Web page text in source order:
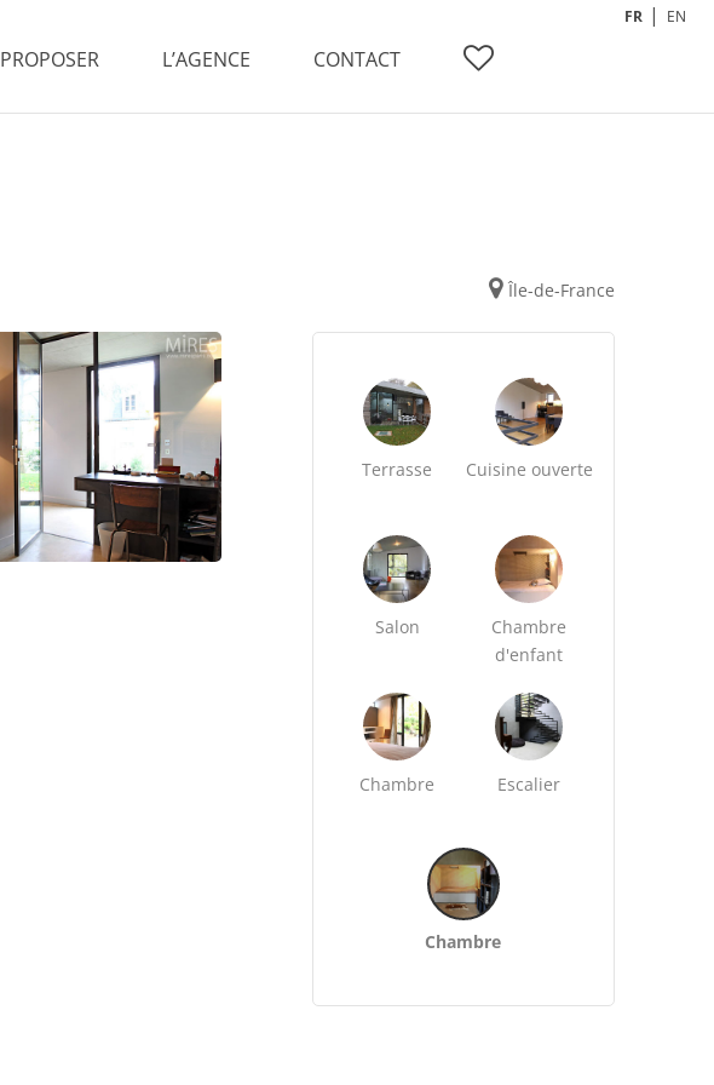
PROPOSER L’AGENCE CONTACT
FR EN
Île-de-France
Terrasse Cuisine ouverte
Salon
Chambre
d'enfant
Chambre Escalier
Chambre